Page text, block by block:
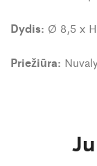
Dydis: Ø 8,5 x
Priežiūra: